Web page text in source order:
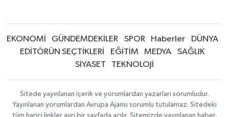
EKONOMİ GÜNDEMDEKİLER SPOR Haberler
DÜNYA
EDİTÖRÜN SEÇTİKLERİ
EĞİTİM MEDYA
SAĞLIK
SİYASET
TEKNOLOJİ
Sitede yayınlanan içerik ve yorumlardan yazarları sorumludur.
Yayınlanan yorumlardan Avrupa Ajansı sorumlu tutulamaz. Sitedeki